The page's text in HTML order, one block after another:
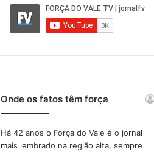
Onde os fatos têm força
Há 42 anos o Força do Vale é o jornal
mais lembrado na região alta, sempre